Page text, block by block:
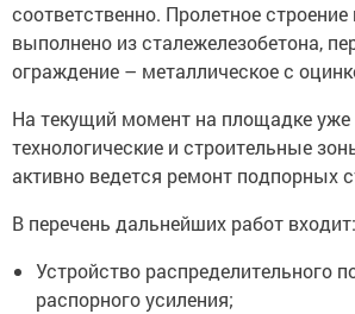
соответственно. Пролетное строение
выполнено из сталежелезобетона,
ограждение – металлическое с
На текущий момент на площадке уже
технологические и строительные
активно ведется ремонт подпорных
В перечень дальнейших работ входит:
Устройство распределительного
распорного усиления;